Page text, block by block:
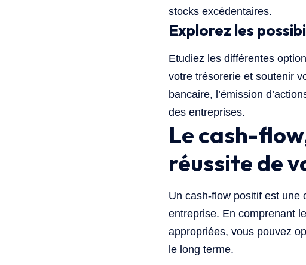
stocks excédentaires.
Explorez les
Etudiez les différentes
votre trésorerie et soutenir
bancaire, l’émission
des entreprises.
Le cash-
réussite de
Un cash-flow positif est une
entreprise. En comprenant
appropriées, vous pouvez
le long terme.